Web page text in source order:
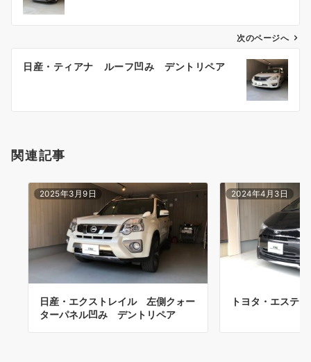
ン
次のページへ
日産・ティアナ ルーフ凹み デントリペア
関連記事
2025年3月9日
日産・エクストレイル 左側クォー
ターパネル凹み デントリペア
2024年4月3日
トヨタ・エステ